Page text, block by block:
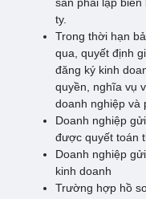
ty.
Trong thời hạn
qua, quyết định
đăng ký kinh
quyền, nghĩa vụ
doanh nghiệp và
Doanh nghiệp
được quyết toán
Doanh nghiệp
kinh doanh
Trường hợp hồ